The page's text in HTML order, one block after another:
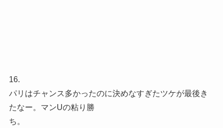
16.
パリはチャンス多かったのに決めなすぎたツケが最後き
たなー。マンUの粘り勝
ち。